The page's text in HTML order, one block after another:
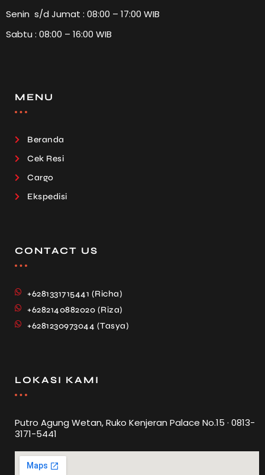
Senin s/d Jumat : 08:00 – 17:00 WIB
Sabtu : 08:00 – 16:00 WIB
MENU
Beranda
Cek Resi
Cargo
Ekspedisi
CONTACT US
+6281331715441 (Richa)
+6282140882020 (Riza)
+6281230973044 (Tasya)
LOKASI KAMI
Putro Agung Wetan, Ruko Kenjeran Palace No.15 · 0813-
3171-5441